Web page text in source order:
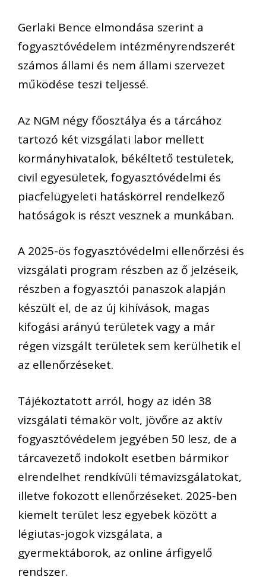
Gerlaki Bence elmondása szerint a
fogyasztóvédelem intézményrendszerét
számos állami és nem állami szervezet
működése teszi teljessé.
Az NGM négy főosztálya és a tárcához
tartozó két vizsgálati labor mellett
kormányhivatalok, békéltető testületek,
civil egyesületek, fogyasztóvédelmi és
piacfelügyeleti hatáskörrel rendelkező
hatóságok is részt vesznek a munkában.
A 2025-ös fogyasztóvédelmi ellenőrzési és
vizsgálati program részben az ő jelzéseik,
részben a fogyasztói panaszok alapján
készült el, de az új kihívások, magas
kifogási arányú területek vagy a már
régen vizsgált területek sem kerülhetik el
az ellenőrzéseket.
Tájékoztatott arról, hogy az idén 38
vizsgálati témakör volt, jövőre az aktív
fogyasztóvédelem jegyében 50 lesz, de a
tárcavezető indokolt esetben bármikor
elrendelhet rendkívüli témavizsgálatokat,
illetve fokozott ellenőrzéseket. 2025-ben
kiemelt terület lesz egyebek között a
légiutas-jogok vizsgálata, a
gyermektáborok, az online árfigyelő
rendszer.